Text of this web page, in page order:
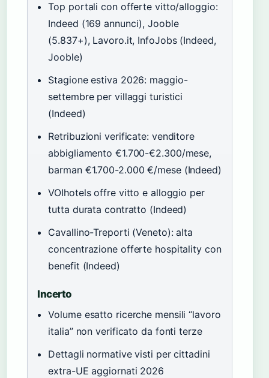
Top portali con offerte vitto/alloggio:
Indeed (169 annunci), Jooble
(5.837+), Lavoro.it, InfoJobs (Indeed,
Jooble)
Stagione estiva 2026: maggio-
settembre per villaggi turistici
(Indeed)
Retribuzioni verificate: venditore
abbigliamento €1.700-€2.300/mese,
barman €1.700-2.000 €/mese (Indeed)
VOIhotels offre vitto e alloggio per
tutta durata contratto (Indeed)
Cavallino-Treporti (Veneto): alta
concentrazione offerte hospitality con
benefit (Indeed)
Incerto
Volume esatto ricerche mensili “lavoro
italia” non verificato da fonti terze
Dettagli normative visti per cittadini
extra-UE aggiornati 2026